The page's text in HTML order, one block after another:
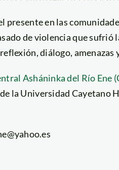
presente en las
de violencia que sufrió
diálogo,
Asháninka del Río Ene
la Universidad